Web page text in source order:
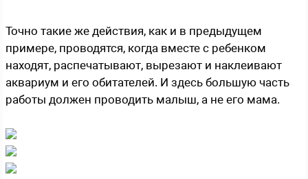
Точно такие же действия, как и в предыдущем
примере, проводятся, когда вместе с ребенком
находят, распечатывают, вырезают и наклеивают
аквариум и его обитателей. И здесь большую часть
работы должен проводить малыш, а не его мама.